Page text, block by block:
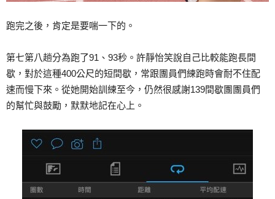
跑完之後，肯定是要喘一下的。
第七第八趟分為跑了91、93秒。許靜怡笑說自己比較能跑長間
歇，對於這種400公尺的短間歇，常跟團員們練跑時會耐不住配
速而慢下來。從她開始訓練至今，仍然很感謝139間歇團團員們
的幫忙與鼓勵，默默地記在心上。